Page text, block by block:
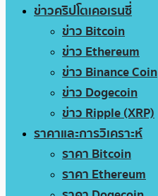
ข่าวคริปโตเคอเรนซี่
ข่าว Bitcoin
ข่าว Ethereum
ข่าว Binance Coin
ข่าว Dogecoin
ข่าว Ripple (XRP)
ราคาและการวิเคราะห์
ราคา Bitcoin
ราคา Ethereum